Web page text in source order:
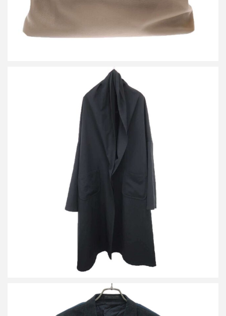
ヨウジヤマモト プリュスノアール 18AW ウールギャバジン ビッ
グコート
買取金額24,000円